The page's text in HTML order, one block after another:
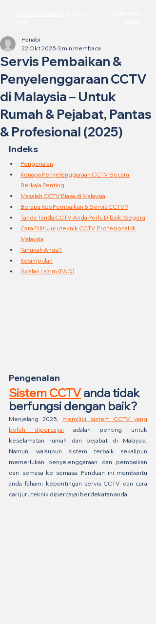
Servis Pembaikan &
Penyelenggaraan CCTV
di Malaysia – Untuk
Rumah & Pejabat, Pantas
& Profesional (2025)
Hanabi
22 Okt 2025 3 min membaca
Indeks
Pengenalan
Kenapa Penyelenggaraan CCTV Secara
Berkala Penting
Masalah CCTV Biasa di Malaysia
Berapa Kos Pembaikan & Servis CCTV?
Tanda-Tanda CCTV Anda Perlu Dibaiki Segera
Cara Pilih Juruteknik CCTV Profesional di
Malaysia
Tahukah Anda?
Kesimpulan
Soalan Lazim (FAQ)
Pengenalan
Sistem CCTV anda tidak
berfungsi dengan baik?
Menjelang 2025, memiliki sistem CCTV yang
boleh dipercayai adalah penting untuk
keselamatan rumah dan pejabat di Malaysia.
Namun, walaupun sistem terbaik sekalipun
memerlukan penyelenggaraan dan pembaikan
dari semasa ke semasa. Panduan ini membantu
anda fahami kepentingan servis CCTV dan cara
cari juruteknik dipercayai berdekatan anda.